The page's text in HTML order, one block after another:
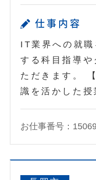
仕事内容
IT業界への就
する科目指導
ただきます。
識を活かした
お仕事番号：15069